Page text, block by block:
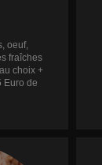
oeuf,
fraîches
choix +
Euro de